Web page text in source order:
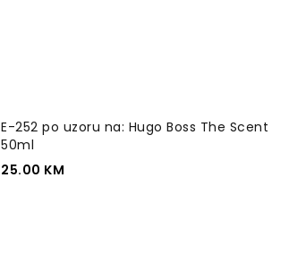
E-252 po uzoru na: Hugo Boss The Scent
50ml
25.00 KM